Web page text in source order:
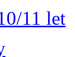
11 let